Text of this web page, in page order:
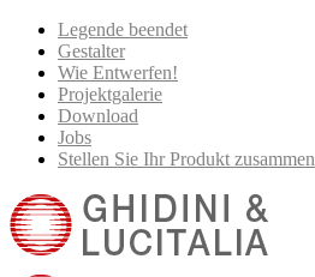
Legende beendet
Gestalter
Wie Entwerfen!
Projektgalerie
Download
Jobs
Stellen Sie Ihr Produkt zusammen